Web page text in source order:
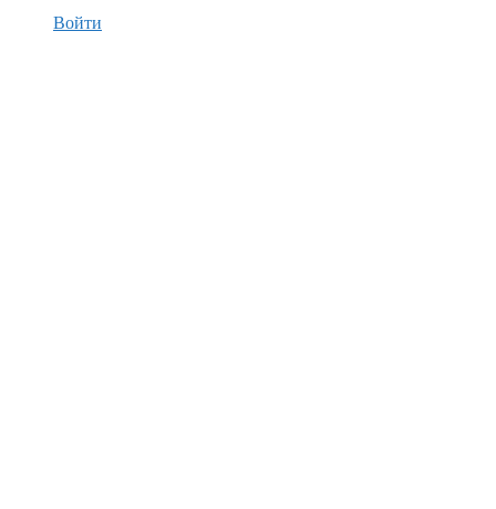
Войти